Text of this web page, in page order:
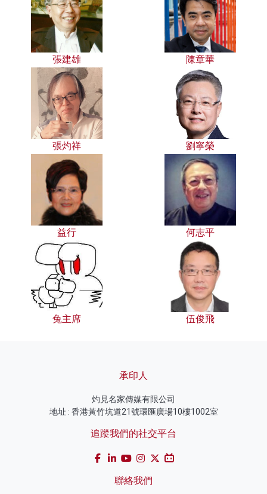
張建雄 陳章華
張灼祥 劉寧榮
益行 何志平
兔主席 伍俊飛
承印人
灼見名家傳媒有限公司
地址 : 香港黃竹坑道21號環匯廣場10樓1002室
追蹤我們的社交平台
聯絡我們